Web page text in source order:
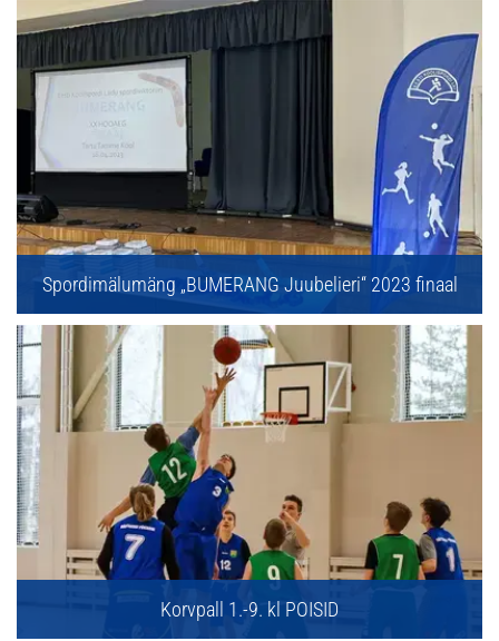
Spordimälumäng „BUMERANG Juubelieri“ 2023 finaal
Korvpall 1.-9. kl POISID